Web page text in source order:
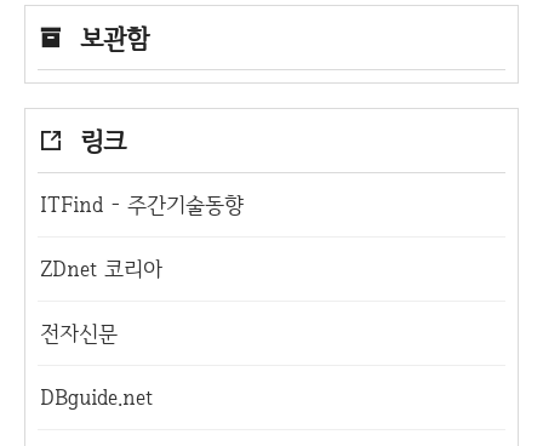
보관함
링크
ITFind - 주간기술동향
ZDnet 코리아
전자신문
DBguide.net